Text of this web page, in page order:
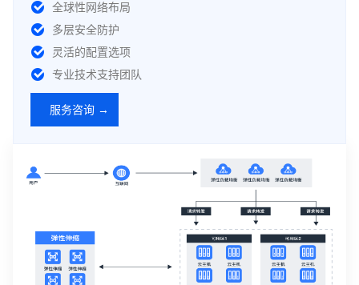
全球性网络布局
多层安全防护
灵活的配置选项
专业技术支持团队
服务咨询 →